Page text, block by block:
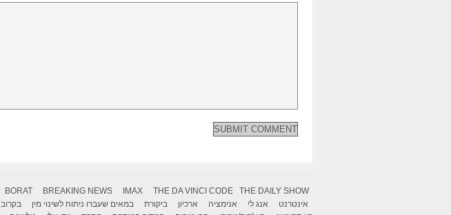
BORAT BREAKING NEWS IMAX THE DA VINCI CODE THE DAILY SHOW
אינטרנט
אנג לי אנימציה ארכיון ביקורת במאים שעברו ניתוח לשינוי מין בקרוב